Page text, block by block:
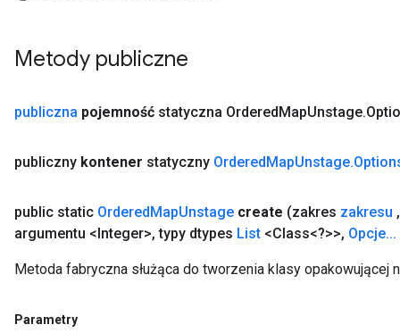
Metody publiczne
publiczna pojemność statyczna OrderedMapUnstage.
publiczny kontener statyczny OrderedMapUnstage.
public static OrderedMapUnstage create (zakres zakresu ,
argumentu <Integer>, typy dtypes List <Class<?>>, Opcje...
Metoda fabryczna służąca do tworzenia klasy opakowującej
Parametry